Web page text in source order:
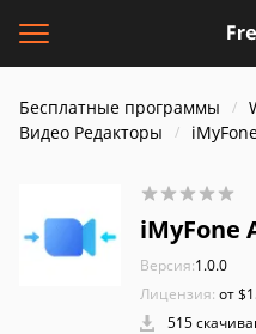
Бесплатные программы
Видео Редакторы
iMyFone
Версия:1.0.0
Лицензия: от
515